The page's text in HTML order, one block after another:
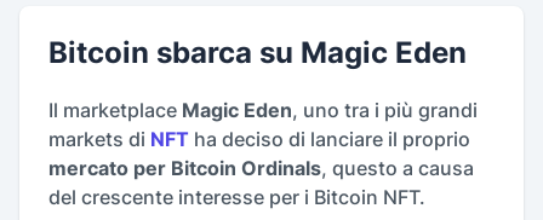
Bitcoin sbarca su Magic Eden
Il marketplace Magic Eden, uno tra i più grandi
markets di NFT ha deciso di lanciare il proprio
mercato per Bitcoin Ordinals, questo a causa
del crescente interesse per i Bitcoin NFT.